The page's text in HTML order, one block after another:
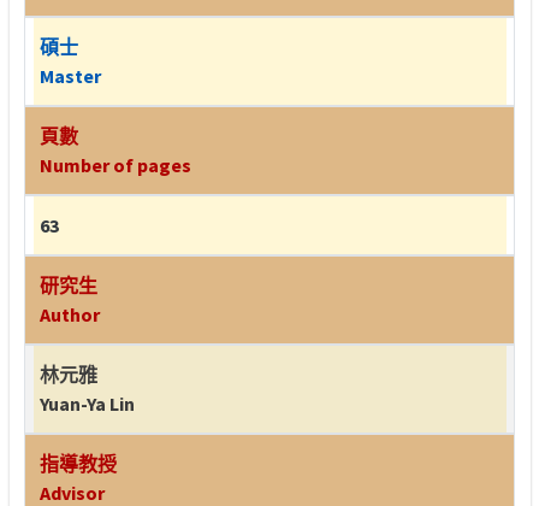
碩士
Master
頁數
Number of pages
63
研究生
Author
林元雅
Yuan-Ya Lin
指導教授
Advisor